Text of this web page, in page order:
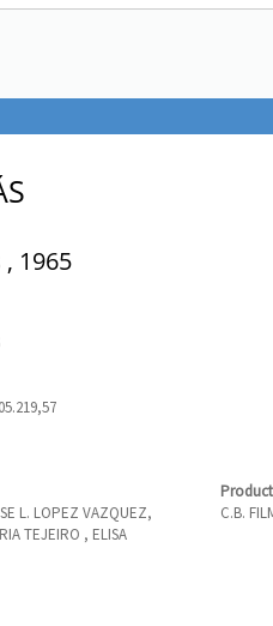
1965
L. LOPEZ VAZQUEZ,
TEJEIRO , ELISA
C.B.